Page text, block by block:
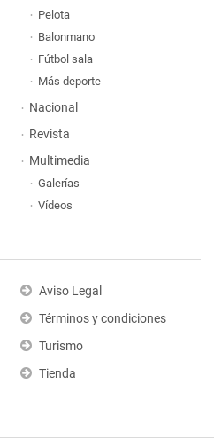
Pelota
Balonmano
Fútbol sala
Más deporte
Nacional
Revista
Multimedia
Galerías
Vídeos
Aviso Legal
Términos y condiciones
Turismo
Tienda